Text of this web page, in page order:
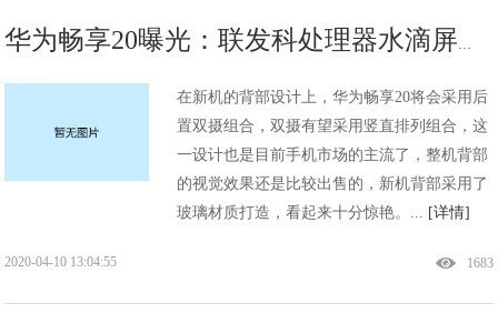
华为畅享20曝光：联发科处理器水滴屏设计后置双摄售价千元
在新机的背部设计上，华为畅享20将会采用后
置双摄组合，双摄有望采用竖直排列组合，这
一设计也是目前手机市场的主流了，整机背部
的视觉效果还是比较出售的，新机背部采用了
玻璃材质打造，看起来十分惊艳。... [详情]
1683
2020-04-10 13:04:55